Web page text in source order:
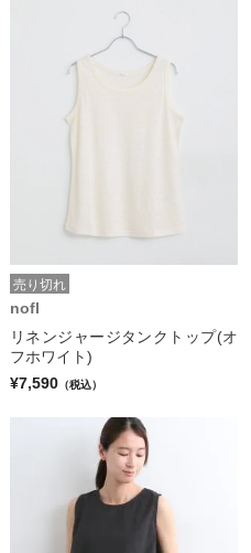
売り切れ
nofl
リネンジャージタンクトップ(オ
フホワイト)
¥7,590 （税込）